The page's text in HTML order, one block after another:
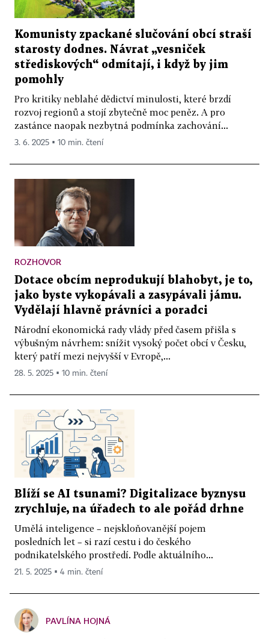
Komunisty zpackané slučování obcí straší
starosty dodnes. Návrat „vesniček
střediskových“ odmítají, i když by jim
pomohly
Pro kritiky neblahé dědictví minulosti, které brzdí
rozvoj regionů a stojí zbytečně moc peněz. A pro
zastánce naopak nezbytná podmínka zachování...
3. 6. 2025 ▪ 10 min. čtení
ROZHOVOR
Dotace obcím neprodukují blahobyt, je to,
jako byste vykopávali a zasypávali jámu.
Vydělají hlavně právníci a poradci
Národní ekonomická rady vlády před časem přišla s
výbušným návrhem: snížit vysoký počet obcí v Česku,
který patří mezi nejvyšší v Evropě,...
28. 5. 2025 ▪ 10 min. čtení
Blíží se AI tsunami? Digitalizace byznysu
zrychluje, na úřadech to ale pořád drhne
Umělá inteligence – nejskloňovanější pojem
posledních let – si razí cestu i do českého
podnikatelského prostředí. Podle aktuálního...
21. 5. 2025 ▪ 4 min. čtení
PAVLÍNA HOJNÁ